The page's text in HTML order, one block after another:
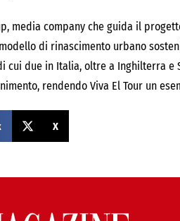
media company che guida il
di rinascimento urbano
cui due in Italia, oltre a Inghilterra
rendendo Viva El Tour un
X